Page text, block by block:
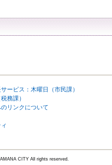
ービス：木曜日（市民課）
務課）
リンクについて
CITY All rights reserved.